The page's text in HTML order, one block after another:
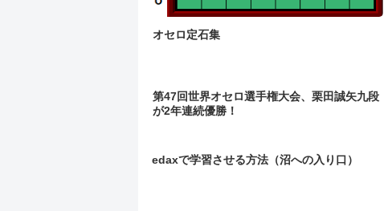
オセロ定石集
第47回世界オセロ選手権大会、栗田誠矢九段
が2年連続優勝！
edaxで学習させる方法（沼への入り口）